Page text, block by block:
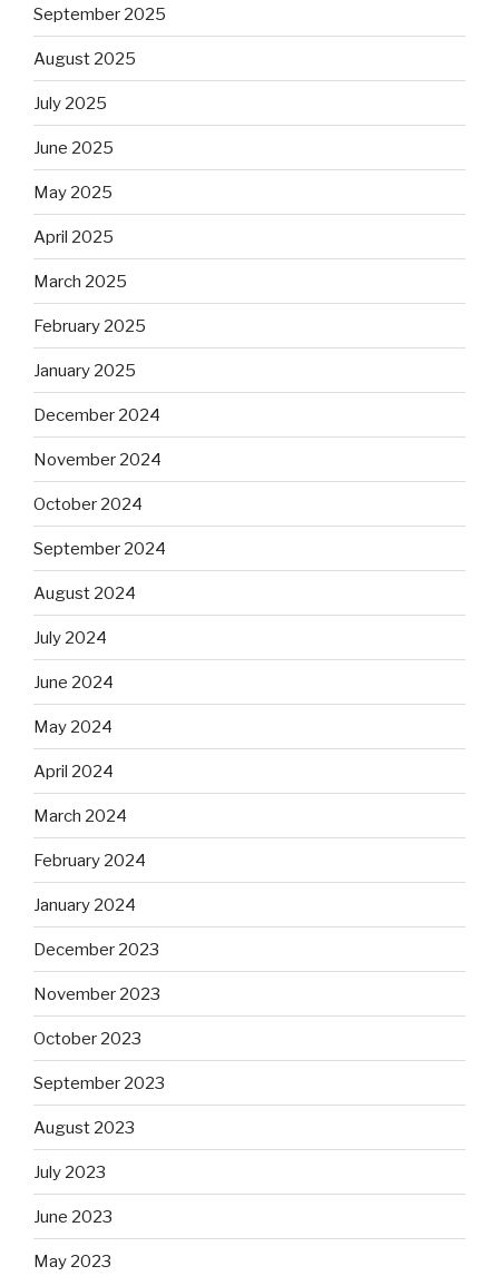
September 2025
August 2025
July 2025
June 2025
May 2025
April 2025
March 2025
February 2025
January 2025
December 2024
November 2024
October 2024
September 2024
August 2024
July 2024
June 2024
May 2024
April 2024
March 2024
February 2024
January 2024
December 2023
November 2023
October 2023
September 2023
August 2023
July 2023
June 2023
May 2023